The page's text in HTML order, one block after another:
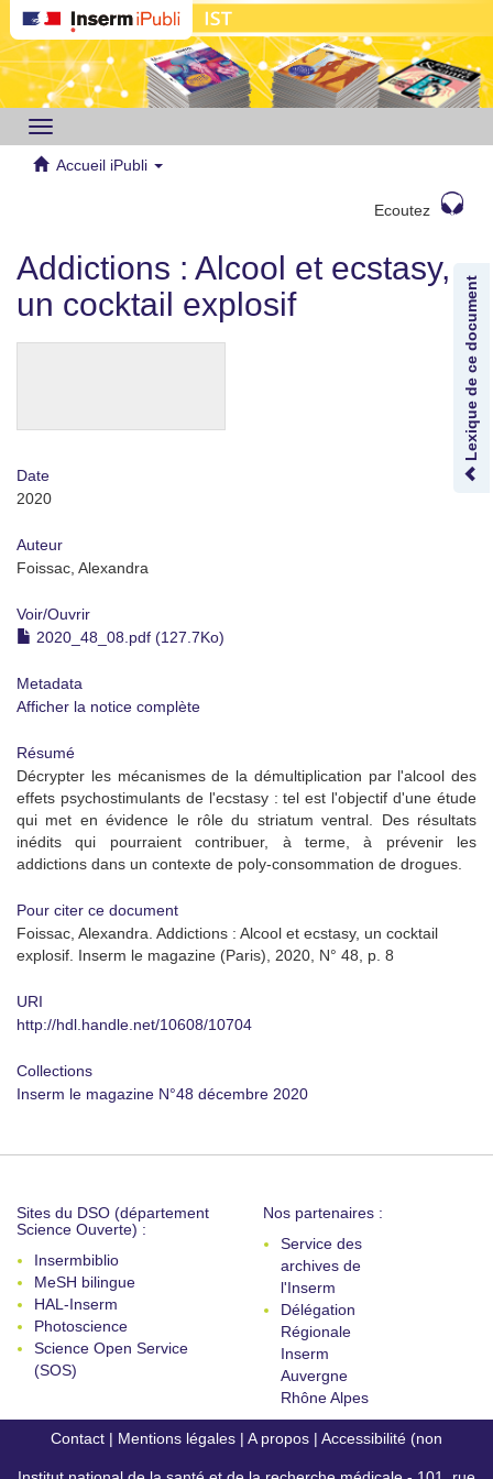
Toggle
navigation
Accueil iPubli
Ecoutez
Lexique de ce document
Addictions : Alcool et ecstasy,
un cocktail explosif
Date
2020
Auteur
Foissac, Alexandra
Voir/Ouvrir
2020_48_08.pdf (127.7Ko)
Metadata
Afficher la notice complète
Résumé
Décrypter les mécanismes de la démultiplication par l'alcool des
effets psychostimulants de l'ecstasy : tel est l'objectif d'une étude
qui met en évidence le rôle du striatum ventral. Des résultats
inédits qui pourraient contribuer, à terme, à prévenir les
addictions dans un contexte de poly-consommation de drogues.
Pour citer ce document
Foissac, Alexandra. Addictions : Alcool et ecstasy, un cocktail
explosif. Inserm le magazine (Paris), 2020, N° 48, p. 8
URI
http://hdl.handle.net/10608/10704
Collections
Inserm le magazine N°48 décembre 2020
Sites du DSO (département
Science Ouverte) :
Insermbiblio
MeSH bilingue
HAL-Inserm
Photoscience
Science Open Service
(SOS)
Nos partenaires :
Service des
archives de
l'Inserm
Délégation
Régionale
Inserm
Auvergne
Rhône Alpes
Contact | Mentions légales | A propos | Accessibilité (non